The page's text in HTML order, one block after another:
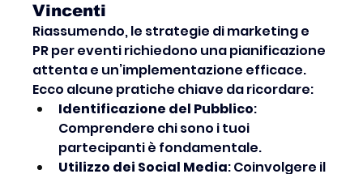
Vincenti
Riassumendo, le strategie di marketing e
PR per eventi richiedono una pianificazione
attenta e un’implementazione efficace.
Ecco alcune pratiche chiave da ricordare:
Identificazione del Pubblico:
Comprendere chi sono i tuoi
partecipanti è fondamentale.
Utilizzo dei Social Media: Coinvolgere il